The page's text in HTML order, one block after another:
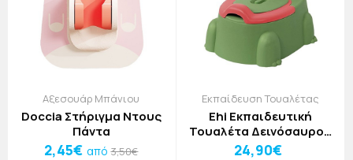
Αξεσουάρ Μπάνιου
Doccia Στήριγμα Ντους
Πάντα
2,45€ από3,50€
Εκπαίδευση Τουαλέτας
Ehi Εκπαιδευτική
Τουαλέτα Δεινόσαυρος
Κόκκινο
24,90€